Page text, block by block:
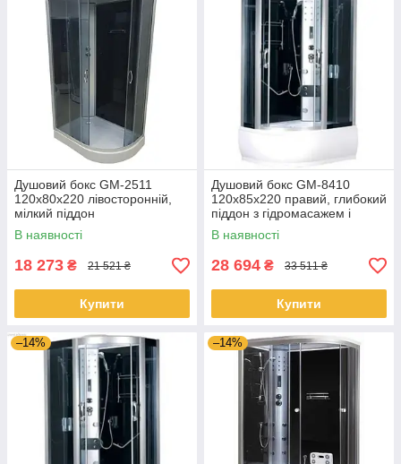
Душовий бокс GM-2511
120x80x220 лівосторонній,
мілкий піддон
В наявності
18 273 ₴ 21 521 ₴
Купити
Душовий бокс GM-8410
120x85x220 правий, глибокий
піддон з гідромасажем і
електронікою
В наявності
28 694 ₴ 33 511 ₴
Купити
–14% –14%